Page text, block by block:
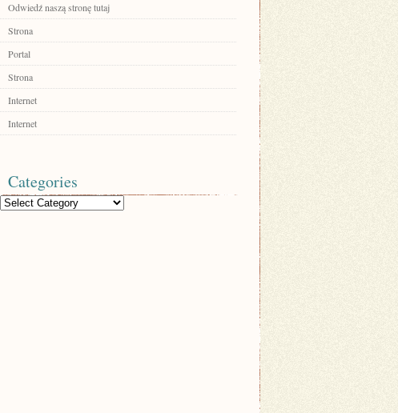
Odwiedź naszą stronę tutaj
Strona
Portal
Strona
Internet
Internet
Categories
Categories